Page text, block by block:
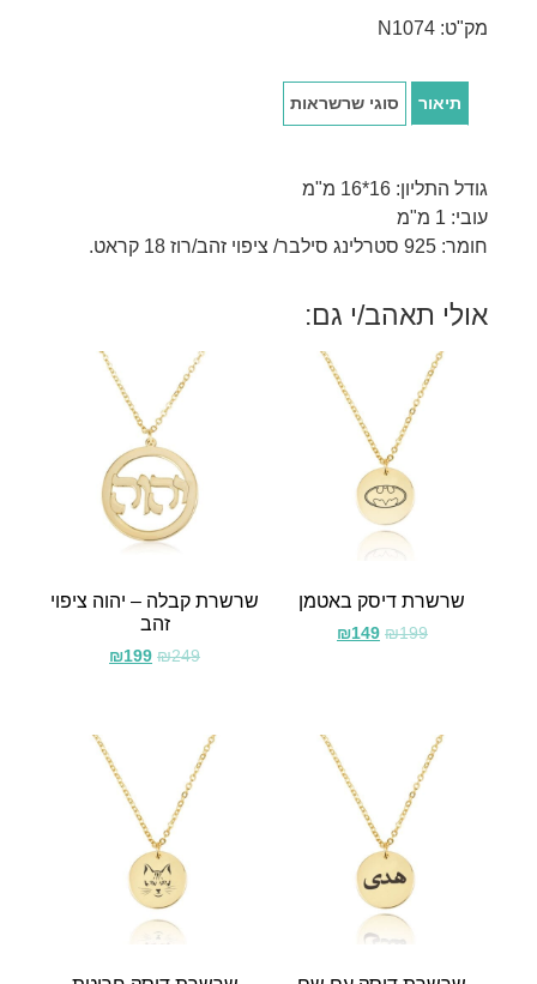
מק"ט:N1074
תיאור סוגי שרשראות
גודל התליון: 16*16 מ"מ
עובי: 1 מ"מ
חומר: 925 סטרלינג סילבר/ ציפוי זהב/רוז 18 קראט.
אולי תאהב/י גם:
שרשרת דיסק באטמן
₪199
₪149
שרשרת קבלה – יהוה ציפוי
זהב
₪249
₪199